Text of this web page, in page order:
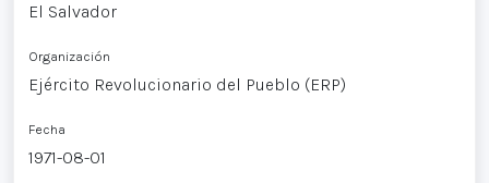
El Salvador
Organización
Ejército Revolucionario del Pueblo (ERP)
Fecha
1971-08-01